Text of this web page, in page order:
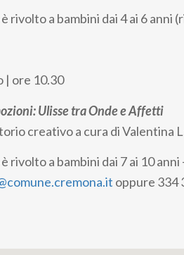
rivolto a bambini dai 4 ai 6 anni (
| ore 10.30
Ulisse tra Onde e Affetti
creativo a cura di Valentina
rivolto a bambini dai 7 ai 10 anni
oppure 334